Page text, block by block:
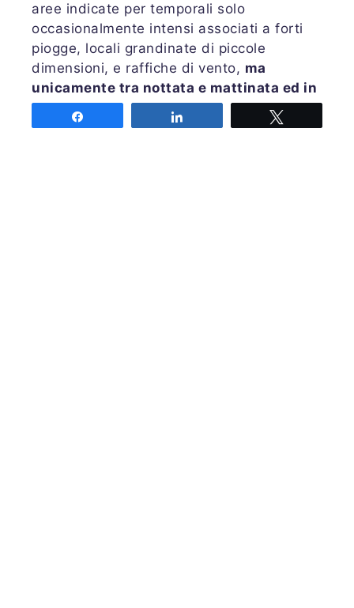
aree indicate per temporali solo
occasionalmente intensi associati a forti
piogge, locali grandinate di piccole
dimensioni, e raffiche di vento, ma
unicamente tra nottata e mattinata ed in
via di esaurimento. Qualche tromba
marina di tipo misociclonico non si esclude